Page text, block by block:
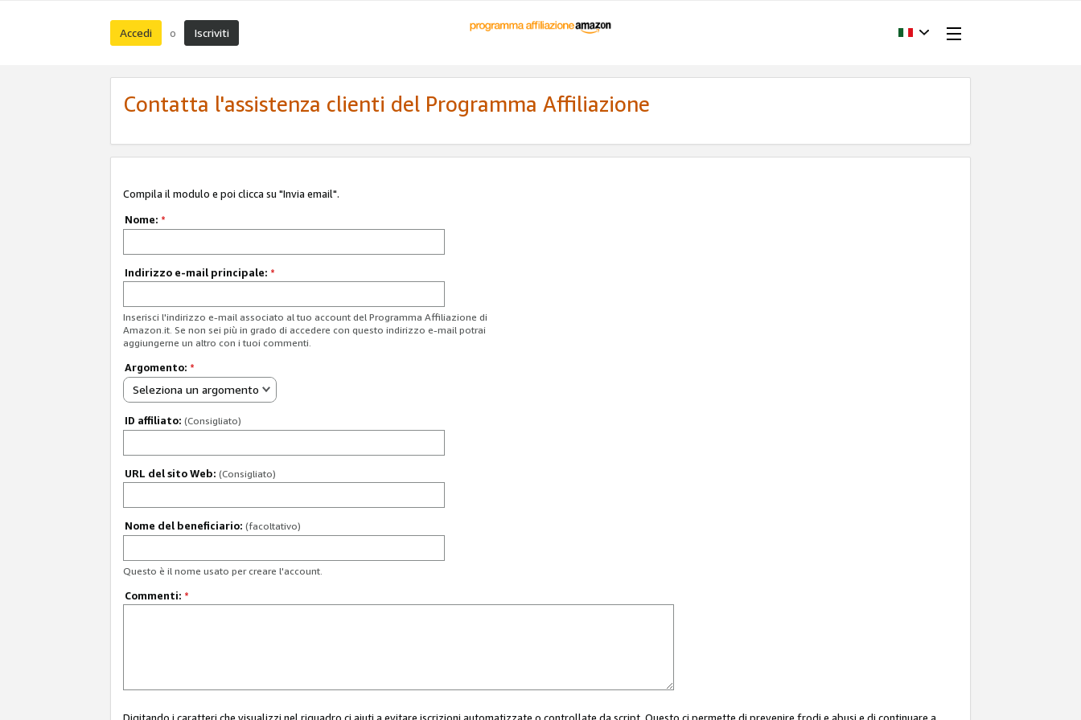
Accedi o Iscriviti
Contatta l'assistenza clienti del Programma Affiliazione
Compila il modulo e poi clicca su "Invia email".
Nome: *
Indirizzo e-mail principale: *
Inserisci l'indirizzo e-mail associato al tuo account del Programma Affiliazione di
Amazon.it. Se non sei più in grado di accedere con questo indirizzo e-mail potrai
aggiungerne un altro con i tuoi commenti.
Argomento: *
Seleziona un argomento
ID affiliato: (Consigliato)
URL del sito Web: (Consigliato)
Nome del beneficiario: (facoltativo)
Questo è il nome usato per creare l'account.
Commenti: *